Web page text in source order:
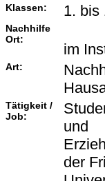
Klassen: 1. bis
Nachhilfe
Ort:
im
Art:
Tätigkeit /
Job:
und
der